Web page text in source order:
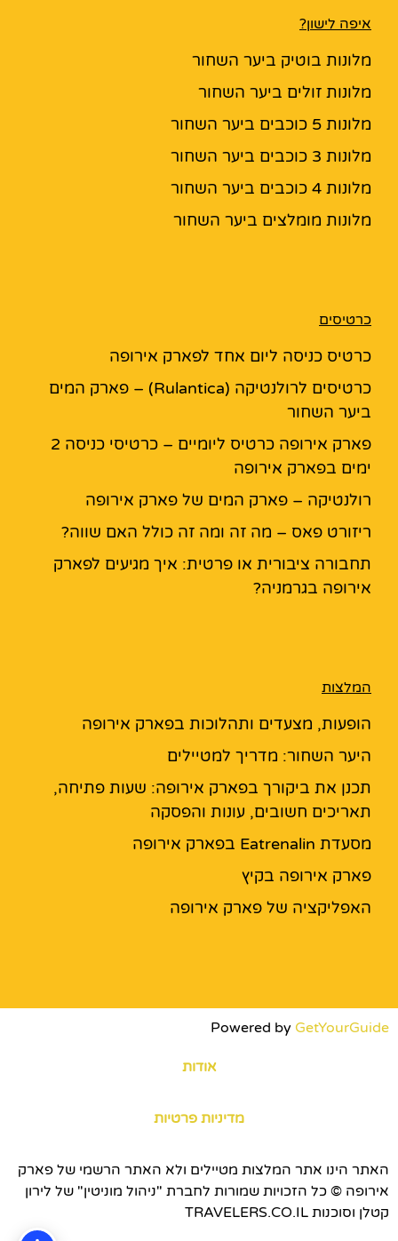
איפה לישון?
מלונות בוטיק ביער השחור
מלונות זולים ביער השחור
מלונות 5 כוכבים ביער השחור
מלונות 3 כוכבים ביער השחור
מלונות 4 כוכבים ביער השחור
מלונות מומלצים ביער השחור
כרטיסים
כרטיס כניסה ליום אחד לפארק אירופה
כרטיסים לרולנטיקה (Rulantica) – פארק המים
ביער השחור
פארק אירופה כרטיס ליומיים – כרטיסי כניסה 2
ימים בפארק אירופה
רולנטיקה – פארק המים של פארק אירופה
ריזורט פאס – מה זה ומה זה כולל האם שווה?
תחבורה ציבורית או פרטית: איך מגיעים לפארק
אירופה בגרמניה?
המלצות
הופעות, מצעדים ותהלוכות בפארק אירופה
היער השחור: מדריך למטיילים
תכנן את ביקורך בפארק אירופה: שעות פתיחה,
תאריכים חשובים, עונות והפסקה
מסעדת Eatrenalin בפארק אירופה
פארק אירופה בקיץ
האפליקציה של פארק אירופה
Powered by GetYourGuide
אודות
מדיניות פרטיות
האתר הינו אתר המלצות מטיילים ולא האתר הרשמי של פארק
אירופה © כל הזכויות שמורות לחברת "ניהול מוניטין" של לירון
קטלן וסוכנות TRAVELERS.CO.IL